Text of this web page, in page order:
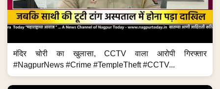
मंदिर चोरी का खुलासा, CCTV वाला आरोपी गिरफ्तार
#NagpurNews #Crime #TempleTheft #CCTV...